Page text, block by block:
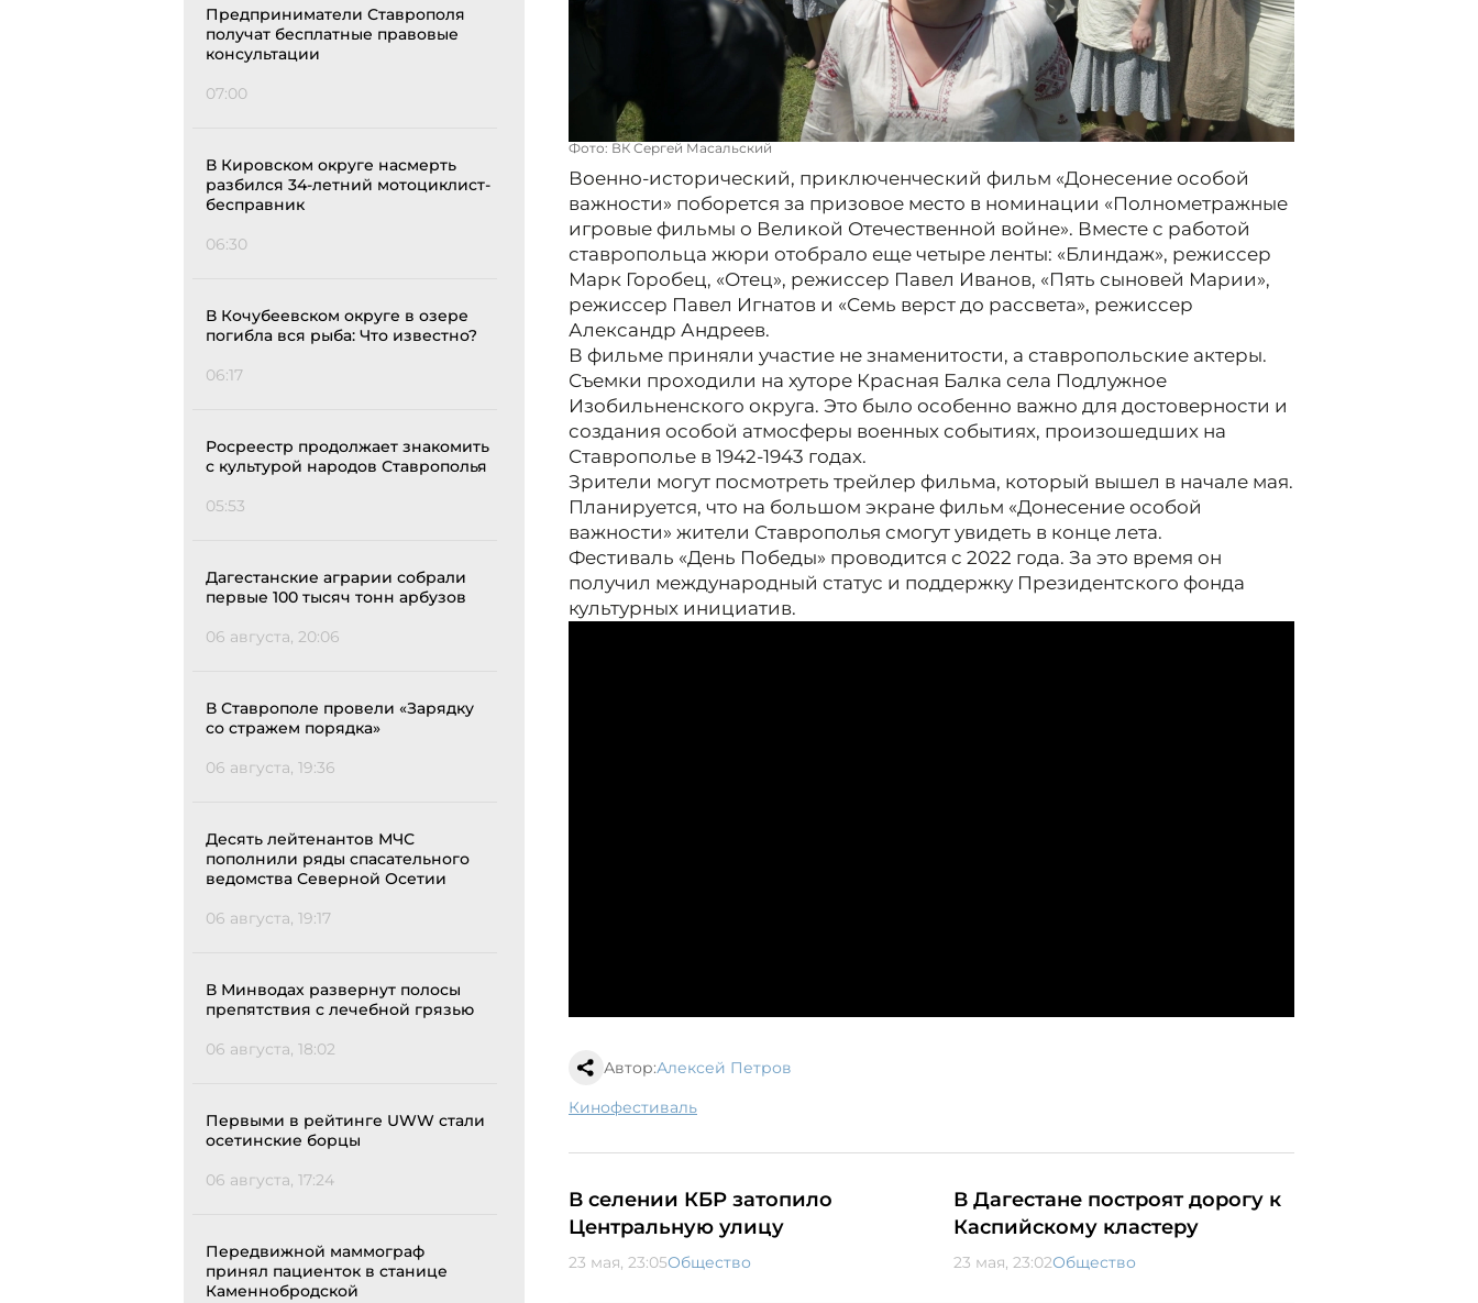
Предприниматели Ставрополя
получат бесплатные правовые
консультации
07:00
В Кировском округе насмерть
разбился 34-летний мотоциклист-
бесправник
06:30
В Кочубеевском округе в озере
погибла вся рыба: Что известно?
06:17
Росреестр продолжает знакомить
с культурой народов Ставрополья
05:53
Дагестанские аграрии собрали
первые 100 тысяч тонн арбузов
06 августа, 20:06
В Ставрополе провели «Зарядку
со стражем порядка»
06 августа, 19:36
Десять лейтенантов МЧС
пополнили ряды спасательного
ведомства Северной Осетии
06 августа, 19:17
В Минводах развернут полосы
препятствия с лечебной грязью
06 августа, 18:02
Первыми в рейтинге UWW стали
осетинские борцы
06 августа, 17:24
Передвижной маммограф
принял пациенток в станице
Каменнобродской
Фото: ВК Сергей Масальский
Военно-исторический, приключенческий фильм «Донесение особой
важности» поборется за призовое место в номинации «Полнометражные
игровые фильмы о Великой Отечественной войне». Вместе с работой
ставропольца жюри отобрало еще четыре ленты: «Блиндаж», режиссер
Марк Горобец, «Отец», режиссер Павел Иванов, «Пять сыновей Марии»,
режиссер Павел Игнатов и «Семь верст до рассвета», режиссер
Александр Андреев.
В фильме приняли участие не знаменитости, а ставропольские актеры.
Съемки проходили на хуторе Красная Балка села Подлужное
Изобильненского округа. Это было особенно важно для достоверности и
создания особой атмосферы военных событиях, произошедших на
Ставрополье в 1942-1943 годах.
Зрители могут посмотреть трейлер фильма, который вышел в начале мая.
Планируется, что на большом экране фильм «Донесение особой
важности» жители Ставрополья смогут увидеть в конце лета.
Фестиваль «День Победы» проводится с 2022 года. За это время он
получил международный статус и поддержку Президентского фонда
культурных инициатив.
Автор:Алексей Петров
кинофестиваль
В селении КБР затопило
Центральную улицу
23 мая, 23:05Общество
В Дагестане построят дорогу к
Каспийскому кластеру
23 мая, 23:02Общество